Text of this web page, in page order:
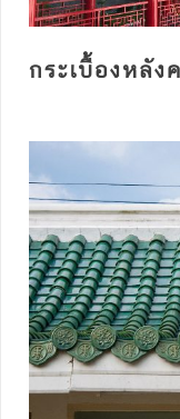
กระเบื้องหลัง